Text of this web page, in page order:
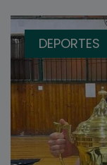
DEPORTES